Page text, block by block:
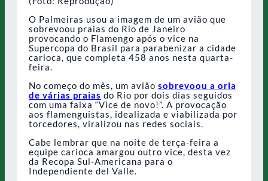
O Palmeiras usou a imagem de um avião que
sobrevoou praias do Rio de Janeiro
provocando o Flamengo após o vice na
Supercopa do Brasil para parabenizar a cidade
carioca, que completa 458 anos nesta quarta-
feira.
No começo do mês, um avião sobrevoou a orla
de várias praias do Rio por dois dias seguidos
com uma faixa “Vice de novo!”. A provocação
aos flamenguistas, idealizada e viabilizada por
torcedores, viralizou nas redes sociais.
Cabe lembrar que na noite de terça-feira a
equipe carioca amargou outro vice, desta vez
da Recopa Sul-Americana para o
Independiente del Valle.